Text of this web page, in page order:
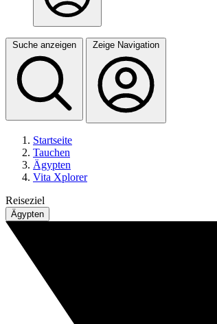
Suche anzeigen Zeige Navigation
Startseite
Tauchen
Ägypten
Vita Xplorer
Reiseziel
Ägypten